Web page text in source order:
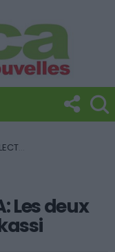
Les deux